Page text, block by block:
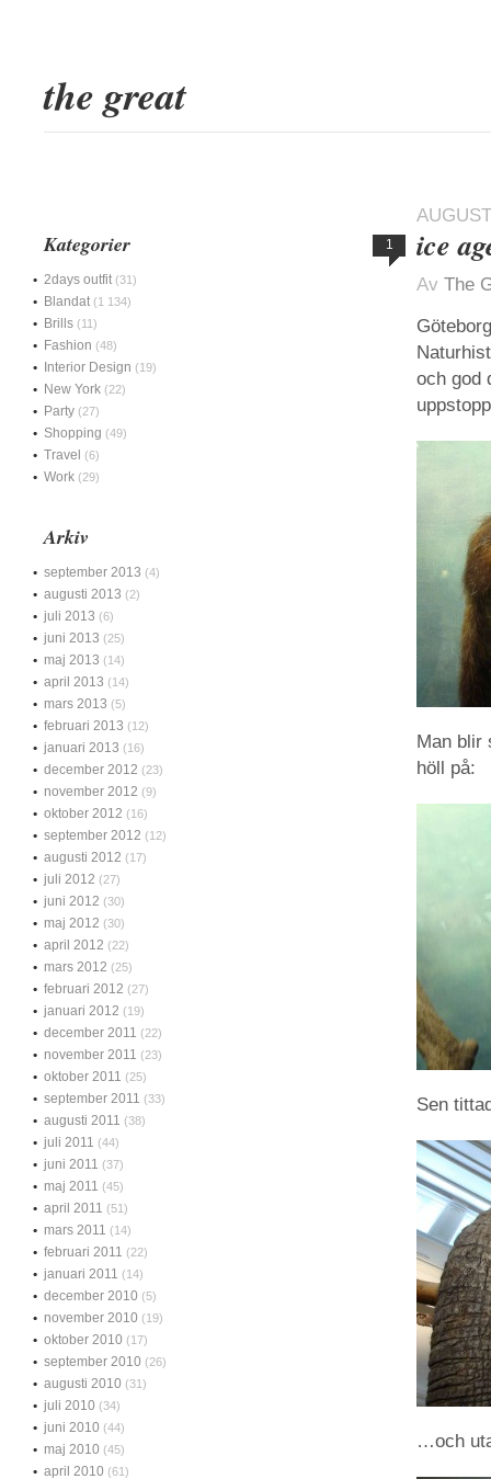
the great
1 ice
Av The
och god
Man blir
höll på:
Sen
…och
Kategorier
2days outfit (31)
Blandat (1 134)
Brills (11)
Fashion (48)
Interior Design (19)
New York (22)
Party (27)
Shopping (49)
Travel (6)
Work (29)
Arkiv
september 2013 (4)
augusti 2013 (2)
juli 2013 (6)
juni 2013 (25)
maj 2013 (14)
april 2013 (14)
mars 2013 (5)
februari 2013 (12)
januari 2013 (16)
december 2012 (23)
november 2012 (9)
oktober 2012 (16)
september 2012 (12)
augusti 2012 (17)
juli 2012 (27)
juni 2012 (30)
maj 2012 (30)
april 2012 (22)
mars 2012 (25)
februari 2012 (27)
januari 2012 (19)
december 2011 (22)
november 2011 (23)
oktober 2011 (25)
september 2011 (33)
augusti 2011 (38)
juli 2011 (44)
juni 2011 (37)
maj 2011 (45)
april 2011 (51)
mars 2011 (14)
februari 2011 (22)
januari 2011 (14)
december 2010 (5)
november 2010 (19)
oktober 2010 (17)
september 2010 (26)
augusti 2010 (31)
juli 2010 (34)
juni 2010 (44)
maj 2010 (45)
april 2010 (61)